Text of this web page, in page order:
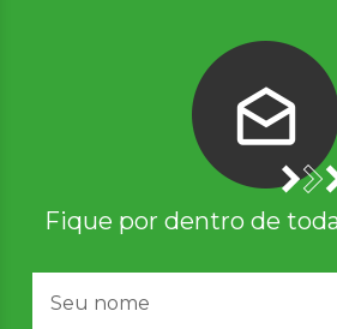
Fique por dentro de